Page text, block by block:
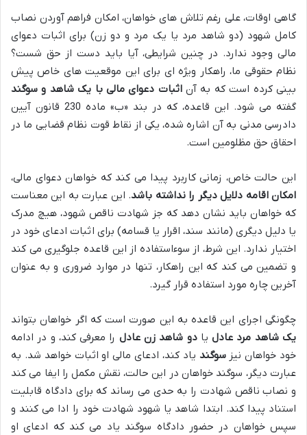
گاهی اوقات، علی رغم تلاش های خواهان، امکان فراهم آوردن نصاب
کامل شهود (دو شاهد مرد یا یک مرد و دو زن) برای اثبات دعوای
مالی وجود ندارد. در چنین شرایطی، آیا باید دست از حق شست؟
نظام حقوقی ما، راهکار ویژه ای برای این موقعیت های خاص پیش
بینی کرده است که به آناثبات دعوای مالی با یک شاهد و سوگند
گفته می شود. این قاعده، که در بند «ب» ماده 230 قانون آیین
دادرسی مدنی به آن اشاره شده، یکی از نقاط قوت نظام قضایی ما در
احقاق حق مظلومین است.
این حالت خاص، زمانی کاربرد پیدا می کند که خواهان دعوای مالی،
امکان اقامه دلایل دیگر را نداشته باشد. این عبارت به این معناست
که خواهان باید نشان دهد که جز شهادت ناقص شهود، هیچ مدرک
یا دلیل دیگری (مانند سند، اقرار یا قسامه) برای اثبات ادعای خود در
اختیار ندارد. این شرط، از سوءاستفاده از این قاعده جلوگیری می کند
و تضمین می کند که این راهکار، تنها در موارد ضروری و به عنوان
آخرین چاره مورد استفاده قرار گیرد.
چگونگی اجرای این قاعده به این صورت است که اگر خواهان بتواند
یک شاهد مرد عادلیادو شاهد زن عادل را معرفی کند، و در ادامه
خود خواهان نیزسوگند یاد کند، ادعای مالی او اثبات خواهد شد. به
عبارت دیگر، سوگند خواهان در این حالت، نقش مکمل را ایفا می کند
و نصاب ناقص شهادت را به حدی می رساند که برای دادگاه قابلیت
استناد پیدا کند. ابتدا شاهد یا شهود شهادت خود را ادا می کنند و
سپس خواهان در حضور دادگاه سوگند یاد می کند که ادعای او